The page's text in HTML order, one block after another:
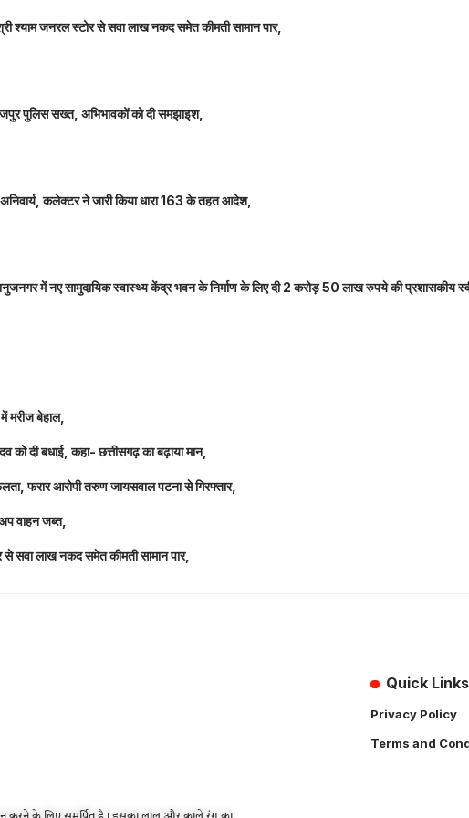
श्याम जनरल स्टोर से सवा लाख नकद समेत कीमती सामान पार,
पुलिस सख्त, अभिभावकों को दी समझाइश,
कलेक्टर ने जारी किया धारा 163 के तहत आदेश,
में नए सामुदायिक स्वास्थ्य केंद्र भवन के निर्माण के लिए दी 2 करोड़ 50 लाख रुपये की प्रशासकीय
मरीज बेहाल,
को दी बधाई, कहा- छत्तीसगढ़ का बढ़ाया मान,
फरार आरोपी तरुण जायसवाल पटना से गिरफ्तार,
वाहन जब्त,
से सवा लाख नकद समेत कीमती सामान पार,
Quick Links
Privacy Policy
Terms and